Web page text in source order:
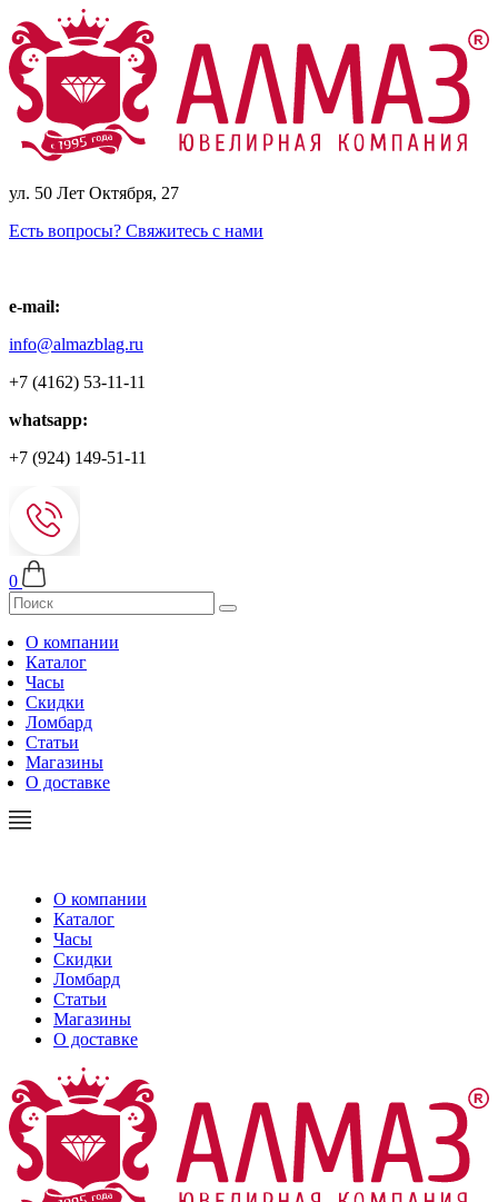
ул. 50 Лет Октября, 27
Есть вопросы? Свяжитесь с нами
e-mail:
info@almazblag.ru
+7 (4162) 53-11-11
whatsapp:
+7 (924) 149-51-11
0
О компании
Каталог
Часы
Скидки
Ломбард
Статьи
Магазины
О доставке
О компании
Каталог
Часы
Скидки
Ломбард
Статьи
Магазины
О доставке